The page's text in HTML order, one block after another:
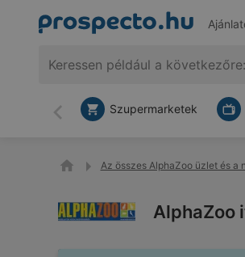
Vissza
Szupermarketek
Az összes AlphaZoo üzlet és a
AlphaZoo